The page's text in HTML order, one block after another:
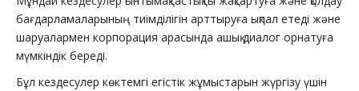
бағдарламаларының тиімділігін арттыруға ықпал етеді және
шаруалармен корпорация арасында ашық диалог орнатуға
мүмкіндік береді.
Бұл кездесулер көктемгі егістік жұмыстарын жүргізу үшін